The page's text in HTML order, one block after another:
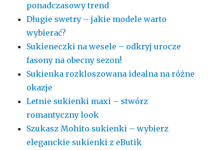
ponadczasowy trend
Długie swetry – jakie modele warto
wybierać?
Sukieneczki na wesele – odkryj urocze
fasony na obecny sezon!
Sukienka rozkloszowana idealna na różne
okazje
Letnie sukienki maxi – stwórz
romantyczny look
Szukasz Mohito sukienki – wybierz
eleganckie sukienki z eButik